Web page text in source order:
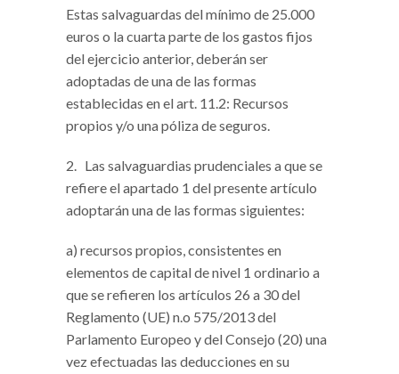
Estas salvaguardas del mínimo de 25.000
euros o la cuarta parte de los gastos fijos
del ejercicio anterior, deberán ser
adoptadas de una de las formas
establecidas en el art. 11.2: Recursos
propios y/o una póliza de seguros.
2. Las salvaguardias prudenciales a que se
refiere el apartado 1 del presente artículo
adoptarán una de las formas siguientes:
a) recursos propios, consistentes en
elementos de capital de nivel 1 ordinario a
que se refieren los artículos 26 a 30 del
Reglamento (UE) n.o 575/2013 del
Parlamento Europeo y del Consejo (20) una
vez efectuadas las deducciones en su